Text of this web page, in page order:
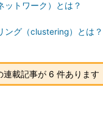
ットワーク）とは？
ング（clustering）とは？
連載記事が 6 件あります